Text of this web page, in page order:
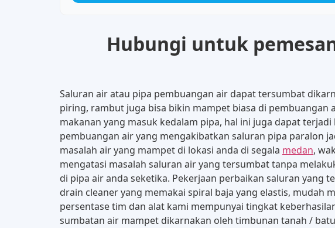
Hubungi untuk
Saluran air atau pipa pembuangan air dapat tersumbat
piring, rambut juga bisa bikin mampet biasa di
makanan yang masuk kedalam pipa, hal ini juga dapat
pembuangan air yang mengakibatkan saluran pipa paralon
masalah air yang mampet di lokasi anda di segala medan,
mengatasi masalah saluran air yang tersumbat tanpa
di pipa air anda seketika. Pekerjaan perbaikan saluran
drain cleaner yang memakai spiral baja yang elastis,
persentase tim dan alat kami mempunyai tingkat
sumbatan air mampet dikarnakan oleh timbunan tanah /